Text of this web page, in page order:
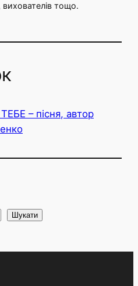
вихователів тощо.
Шукати